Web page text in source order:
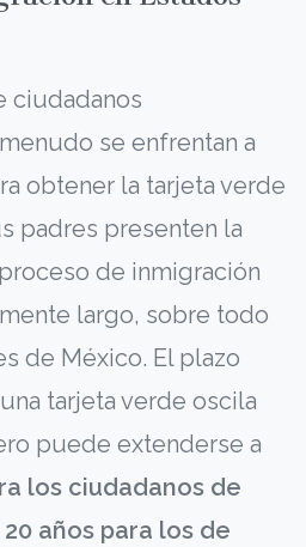
ciudadanos
se enfrentan a
obtener la tarjeta verde
padres presenten la
de inmigración
largo, sobre todo
de México. El plazo
tarjeta verde oscila
puede extenderse a
los ciudadanos de
20 años para los de